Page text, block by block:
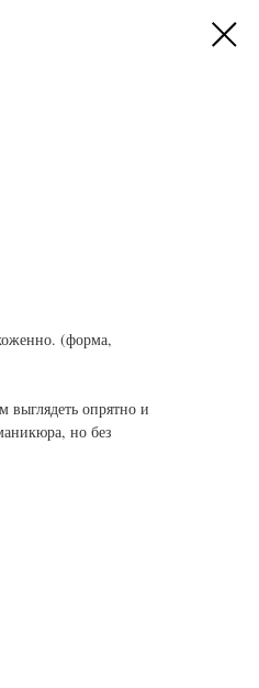
(форма,
опрятно и
но без